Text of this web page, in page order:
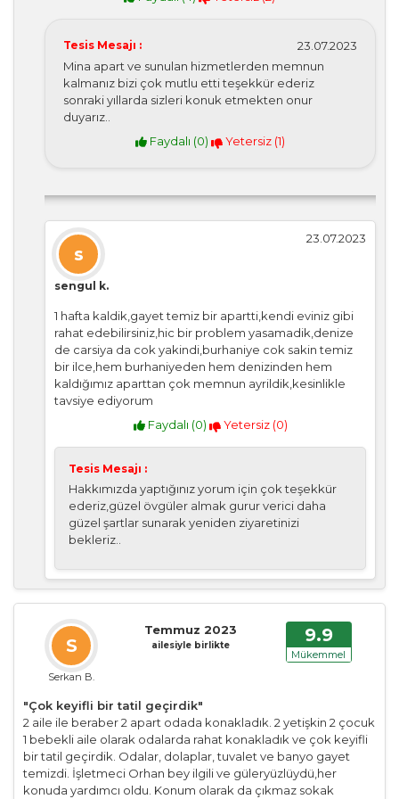
Tesis Mesajı :
23.07.2023
Mina apart ve sunulan hizmetlerden memnun
kalmanız bizi çok mutlu etti teşekkür ederiz
sonraki yıllarda sizleri konuk etmekten onur
duyarız..
Faydalı (0) Yetersiz (1)
s
sengul k.
23.07.2023
1 hafta kaldik,gayet temiz bir apartti,kendi eviniz gibi
rahat edebilirsiniz,hic bir problem yasamadik,denize
de carsiya da cok yakindi,burhaniye cok sakin temiz
bir ilce,hem burhaniyeden hem denizinden hem
kaldığımız aparttan çok memnun ayrildik,kesinlikle
tavsiye ediyorum
Faydalı (0) Yetersiz (0)
Tesis Mesajı :
Hakkımızda yaptığınız yorum için çok teşekkür
ederiz,güzel övgüler almak gurur verici daha
güzel şartlar sunarak yeniden ziyaretinizi
bekleriz..
S
Serkan B.
Temmuz 2023
ailesiyle birlikte 9.9
Mükemmel
"Çok keyifli bir tatil geçirdik"
2 aile ile beraber 2 apart odada konakladık. 2 yetişkin 2 çocuk
1 bebekli aile olarak odalarda rahat konakladık ve çok keyifli
bir tatil geçirdik. Odalar, dolaplar, tuvalet ve banyo gayet
temizdi. İşletmeci Orhan bey ilgili ve güleryüzlüydü,her
konuda yardımcı oldu. Konum olarak da çıkmaz sokak